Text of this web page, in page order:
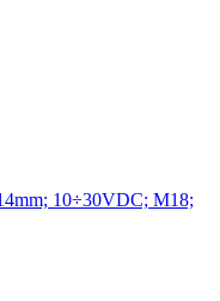
10÷30VDC; M18;